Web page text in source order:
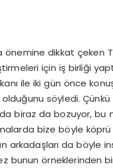
önemine dikkat
için iş birliği
ile iki gün önce
söyledi.
biraz da bozuyor, bu
bize böyle
arkadaşları da böyle
bunun örneklerinden